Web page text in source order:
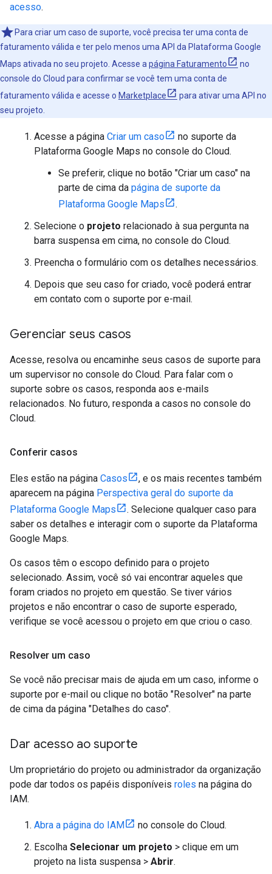
acesso.
Para criar um caso de suporte, você precisa ter uma conta de
faturamento válida e ter pelo menos uma API da Plataforma Google
Maps ativada no seu projeto. Acesse a página Faturamento
no
console do Cloud para confirmar se você tem uma conta de
faturamento válida e acesse o Marketplace
para ativar uma API no
seu projeto.
Acesse a página Criar um caso
no suporte da
Plataforma Google Maps no console do Cloud.
Se preferir, clique no botão "Criar um caso" na
parte de cima da página de suporte da
Plataforma Google Maps
.
Selecione o projeto relacionado à sua pergunta na
barra suspensa em cima, no console do Cloud.
Preencha o formulário com os detalhes necessários.
Depois que seu caso for criado, você poderá entrar
em contato com o suporte por e-mail.
Gerenciar seus casos
Acesse, resolva ou encaminhe seus casos de suporte para
um supervisor no console do Cloud. Para falar com o
suporte sobre os casos, responda aos e-mails
relacionados. No futuro, responda a casos no console do
Cloud.
Conferir casos
Eles estão na página Casos
, e os mais recentes também
aparecem na página Perspectiva geral do suporte da
Plataforma Google Maps
. Selecione qualquer caso para
saber os detalhes e interagir com o suporte da Plataforma
Google Maps.
Os casos têm o escopo definido para o projeto
selecionado. Assim, você só vai encontrar aqueles que
foram criados no projeto em questão. Se tiver vários
projetos e não encontrar o caso de suporte esperado,
verifique se você acessou o projeto em que criou o caso.
Resolver um caso
Se você não precisar mais de ajuda em um caso, informe o
suporte por e-mail ou clique no botão "Resolver" na parte
de cima da página "Detalhes do caso".
Dar acesso ao suporte
Um proprietário do projeto ou administrador da organização
pode dar todos os papéis disponíveis roles na página do
IAM.
Abra a página do IAM
no console do Cloud.
Escolha Selecionar um projeto > clique em um
projeto na lista suspensa > Abrir.